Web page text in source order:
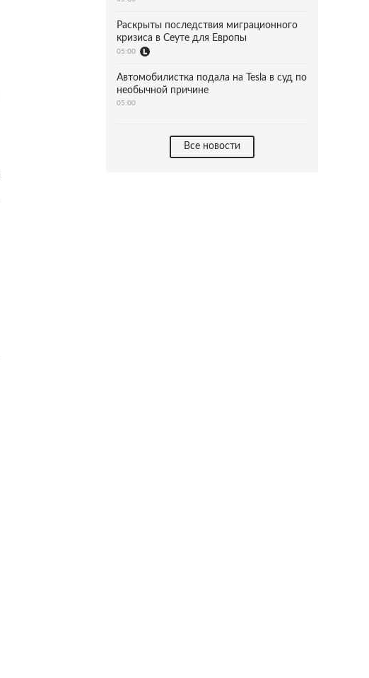
Раскрыты последствия миграционного
кризиса в Сеуте для Европы
05:00
Автомобилистка подала на Tesla в суд по
необычной причине
05:00
Все новости